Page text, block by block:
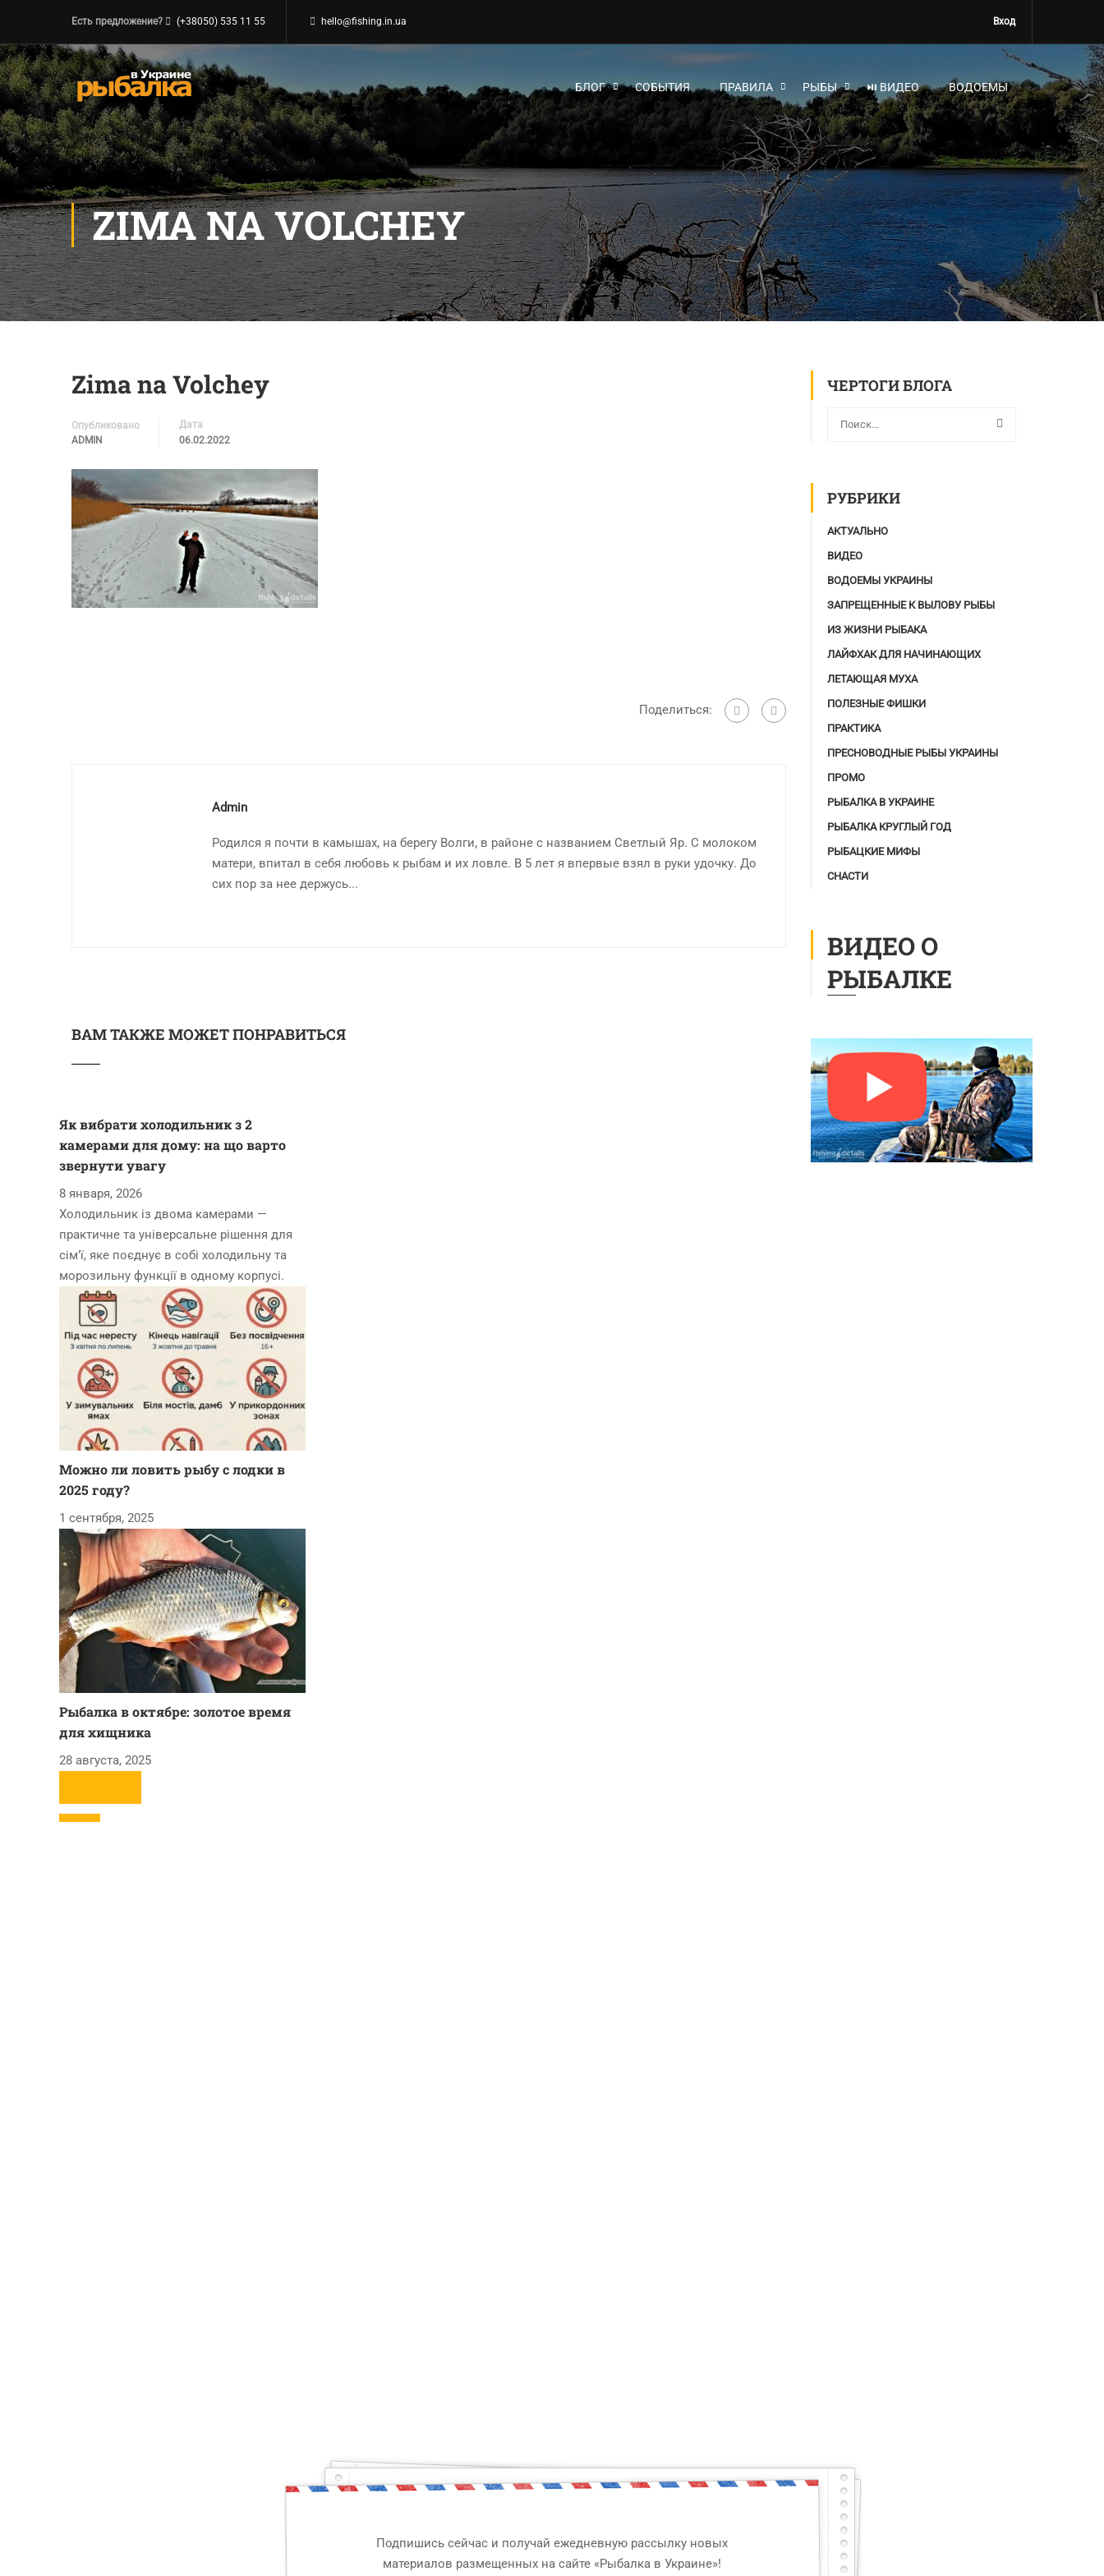
Есть предложение? (+38050) 535 11 55 hello@fishing.in.ua Вход
БЛОГ СОБЫТИЯ ПРАВИЛА РЫБЫ ⏯ ВИДЕО ВОДОЕМЫ
ZIMA NA VOLCHEY
Zima na Volchey
Опубликовано
ADMIN
Дата
06.02.2022
Поделиться:
Admin
Родился я почти в камышах, на берегу Волги, в районе с названием Светлый Яр. С молоком
матери, впитал в себя любовь к рыбам и их ловле. В 5 лет я впервые взял в руки удочку. До
сих пор за нее держусь...
ВАМ ТАКЖЕ МОЖЕТ ПОНРАВИТЬСЯ
Як вибрати холодильник з 2
камерами для дому: на що варто
звернути увагу
8 января, 2026
Холодильник із двома камерами —
практичне та універсальне рішення для
сім’ї, яке поєднує в собі холодильну та
морозильну функції в одному корпусі.
Можно ли ловить рыбу с лодки в
2025 году?
1 сентября, 2025
Рыбалка в октябре: золотое время
для хищника
28 августа, 2025
ЧЕРТОГИ БЛОГА
РУБРИКИ
АКТУАЛЬНО
ВИДЕО
ВОДОЕМЫ УКРАИНЫ
ЗАПРЕЩЕННЫЕ К ВЫЛОВУ РЫБЫ
ИЗ ЖИЗНИ РЫБАКА
ЛАЙФХАК ДЛЯ НАЧИНАЮЩИХ
ЛЕТАЮЩАЯ МУХА
ПОЛЕЗНЫЕ ФИШКИ
ПРАКТИКА
ПРЕСНОВОДНЫЕ РЫБЫ УКРАИНЫ
ПРОМО
РЫБАЛКА В УКРАИНЕ
РЫБАЛКА КРУГЛЫЙ ГОД
РЫБАЦКИЕ МИФЫ
СНАСТИ
ВИДЕО О
РЫБАЛКЕ
Подпишись сейчас и получай ежедневную рассылку новых
материалов размещенных на сайте «Рыбалка в Украине»!
Ты — рыбак, который чувствует себя уверенно и готов почти
Друг, тогда предлагаю тебе проверить свои знания по правилам рыболовства! Сможешь сдать этот элементарный тест с первого раза – будет тебе честь
и хвала! Слава твоя навсегда останется на этих скрижалях! В случае неудачи, ты узнаешь много интересного, но не останешься наедине, мы исправим